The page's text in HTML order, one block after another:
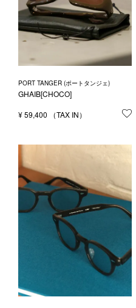
PORT TANGER (ポートタンジェ)
GHAIB[CHOCO]
¥59,400